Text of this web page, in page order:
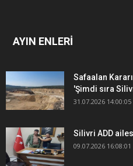
AYIN ENLERİ
Safaalan
'Şimdi sıra
31.07.2026 14:00:05
Silivri ADD
09.07.2026 16:08:01